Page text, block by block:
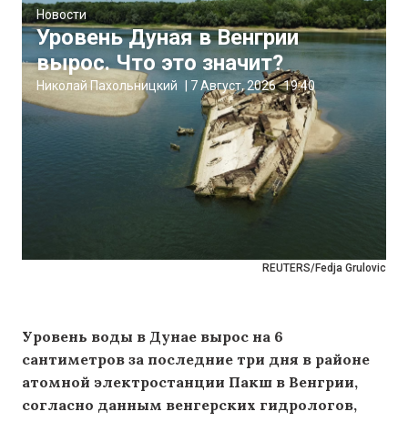
REUTERS/Fedja Grulovic
Новости
Уровень Дуная в Венгрии
вырос. Что это значит?
Николай Пахольницкий 7 Август, 2026 19:40
Уровень воды в Дунае вырос на 6
сантиметров за последние три дня в районе
атомной электростанции Пакш в Венгрии,
согласно данным венгерских гидрологов,